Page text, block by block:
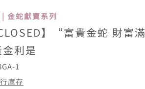
金蛇獻寶系列
】“富貴金蛇 財富滿
利是
1
庫存